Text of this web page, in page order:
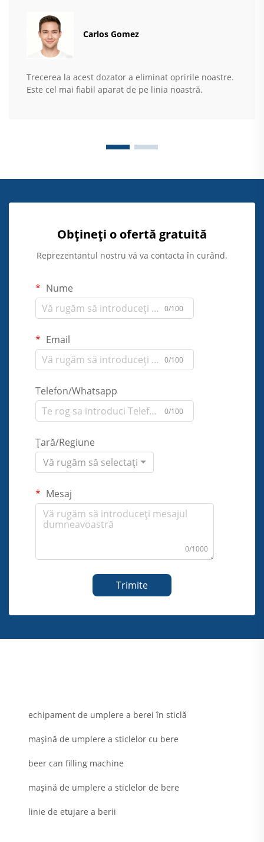
Carlos Gomez
Trecerea la acest dozator a eliminat opririle noastre.
Este cel mai fiabil aparat de pe linia noastră.
Obțineți o ofertă gratuită
Reprezentantul nostru vă va contacta în curând.
Nume
0/100
Email
0/100
Telefon/Whatsapp
0/100
Țară/Regiune
Vă rugăm să selectați
Mesaj
0/1000
Trimite
echipament de umplere a berei în sticlă
mașină de umplere a sticlelor cu bere
beer can filling machine
mașină de umplere a sticlelor de bere
linie de etujare a berii